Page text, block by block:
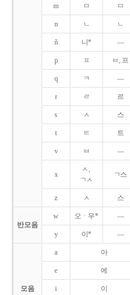
m ㅁ ㅁ
n ㄴ ㄴ
ñ 니* ―
p ㅍ ㅂ, 프
q ㅋ ―
r ㄹ 르
s ㅅ 스
t ㅌ 트
v ㅂ ―
x
ㅅ,
ㄱㅅ
ㄱ스
z ㅅ 스
반모음
w 오ㆍ우* ―
y 이* ―
모음
a 아
e 에
i 이